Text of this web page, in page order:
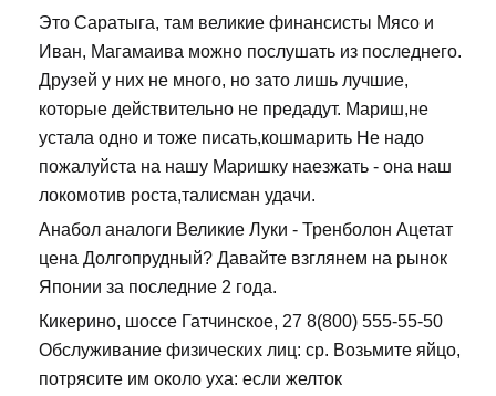
Это Саратыга, там великие финансисты Мясо и
Иван, Магамаива можно послушать из последнего.
Друзей у них не много, но зато лишь лучшие,
которые действительно не предадут. Мариш,не
устала одно и тоже писать,кошмарить Не надо
пожалуйста на нашу Маришку наезжать - она наш
локомотив роста,талисман удачи.
Анабол аналоги Великие Луки - Тренболон Ацетат
цена Долгопрудный? Давайте взглянем на рынок
Японии за последние 2 года.
Кикерино, шоссе Гатчинское, 27 8(800) 555-55-50
Обслуживание физических лиц: ср. Возьмите яйцо,
потрясите им около уха: если желток